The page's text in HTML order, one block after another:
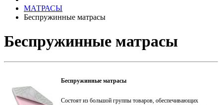
МАТРАСЫ
Беспружинные матрасы
Беспружинные матрасы
Беспружинные матрасы
Состоят из большой группы товаров, обеспечивающих